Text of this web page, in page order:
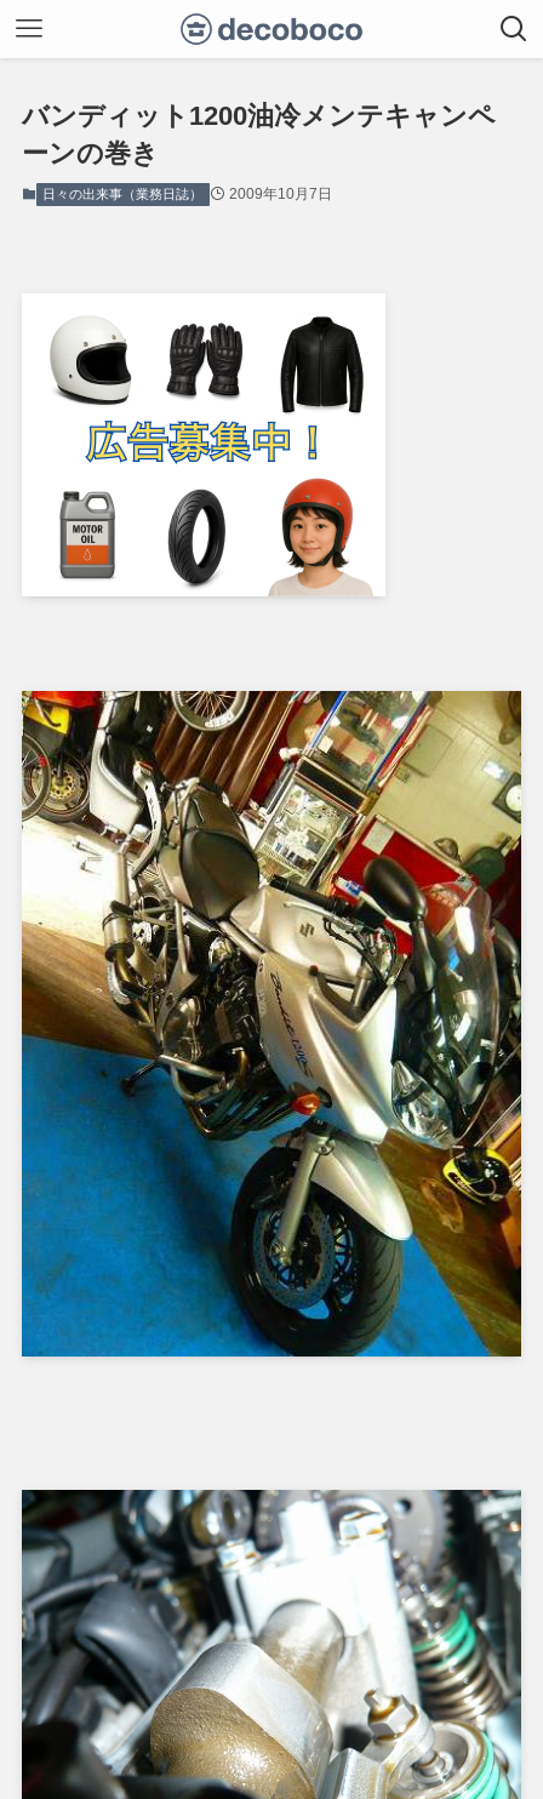
バンディット1200油冷メンテキャンペ
ーンの巻き
日々の出来事（業務日誌） 2009年10月7日